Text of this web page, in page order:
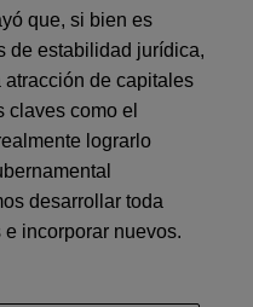
que, si bien es
de estabilidad jurídica,
de capitales
claves como el
lograrlo
desarrollar toda
incorporar nuevos.